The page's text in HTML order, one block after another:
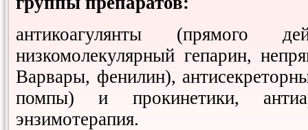
антикоагулянты (прямого
низкомолекулярный гепарин,
Варвары, фенилин),
помпы) и прокинетики,
энзимотерапия.